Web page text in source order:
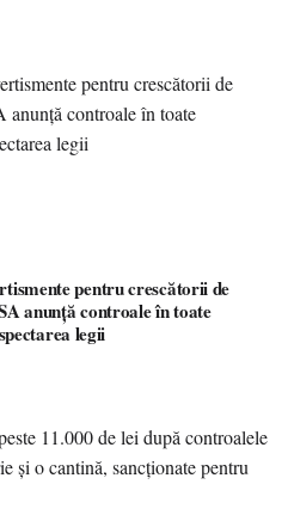
pentru crescătorii de
anunță controale în toate
legii